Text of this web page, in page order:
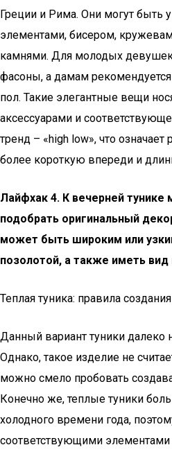
Греции и Рима. Они могут
элементами, бисером,
камнями. Для молодых
фасоны, а дамам
пол. Такие элегантные вещи
аксессуарами и
тренд – «high low», что
более короткую впереди и
Лайфхак 4. К вечерней
подобрать оригинальный
может быть широким или
позолотой, а также иметь вид
Теплая туника: правила
Данный вариант туники далеко
Однако, такое изделие не
можно смело пробовать
Конечно же, теплые туники
холодного времени года,
соответствующими элементами